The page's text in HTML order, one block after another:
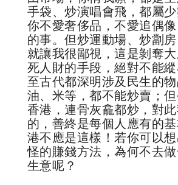
手袋、炒演唱會飛，都屬少
你不愛奢侈品，不愛追偶
的事。但炒運動場、炒劏
就讓我很鄙視，這是剝奪
死人財的手段，絕對不能
至古代都深明涉及民生的物
油、米等，都不能炒賣；
香港，連骨灰龕都炒，對
的，善終是每個人應有的
港不應是這樣！若你可以
怪的賺錢方法，為何不去
生意呢？